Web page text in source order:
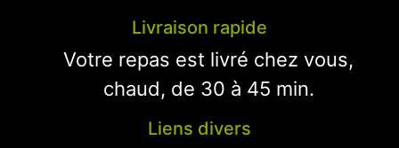
Livraison rapide
Votre repas est livré chez vous,
chaud, de 30 à 45 min.
Liens divers